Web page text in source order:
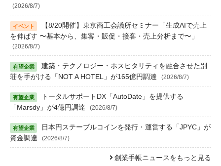
(2026/8/7)
【8/20開催】東京商工会議所セミナー「生成AIで売上
を伸ばす 〜基本から、集客・販促・接客・売上分析まで〜」
(2026/8/7)
建築・テクノロジー・ホスピタリティを融合させた別
荘を手がける「NOT A HOTEL」が165億円調達
(2026/8/7)
トータルサポートDX「AutoDate」を提供する
「Marsdy」が4億円調達
(2026/8/7)
日本円ステーブルコインを発行・運営する「JPYC」が
資金調達
(2026/8/7)
創業手帳ニュースをもっと見る